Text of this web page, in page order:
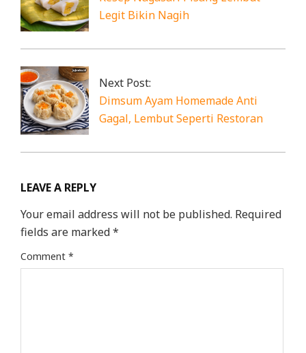
Legit Bikin Nagih
Next Post:
Dimsum Ayam Homemade Anti
Gagal, Lembut Seperti Restoran
LEAVE A REPLY
Your email address will not be published. Required
fields are marked*
Comment *